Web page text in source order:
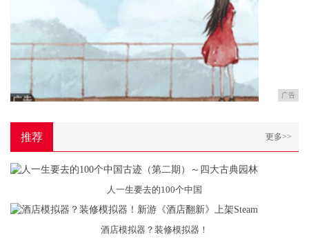
广告
推荐 更多>>
人一生要去的100个中国
酒店模拟器？装修模拟器！